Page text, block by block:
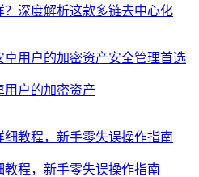
？深度解析这款多链去中心化
用户的加密资产
教程，新手零失误操作指南